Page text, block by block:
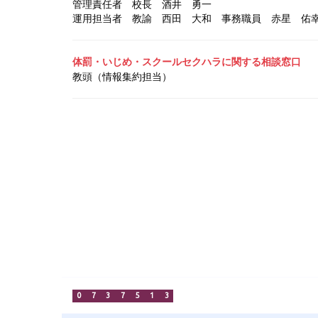
管理責任者 校長 酒井 勇一
運用担当者 教諭 西田 大和 事務職員 赤星 佑
体罰・いじめ・スクールセクハラに関する相談窓口
教頭（情報集約担当）
0 7 3 7 5 1 3